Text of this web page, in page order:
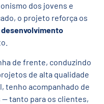
dos jovens e
o projeto reforça os
de frente, conduzindo
de alta qualidade
tenho acompanhado de
tanto para os clientes,